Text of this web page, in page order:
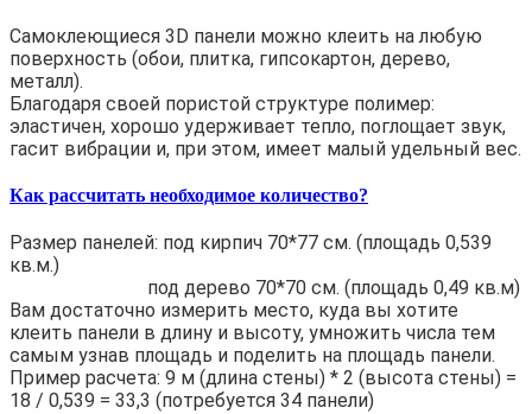
Самоклеющиеся 3D панели можно клеить на любую
поверхность (обои, плитка, гипсокартон, дерево,
металл).
Благодаря своей пористой структуре полимер:
эластичен, хорошо удерживает тепло, поглощает звук,
гасит вибрации и, при этом, имеет малый удельный вес.
Как рассчитать необходимое количество?
Размер панелей: под кирпич 70*77 см. (площадь 0,539
кв.м.)
под дерево 70*70 см. (площадь 0,49 кв.м)
Вам достаточно измерить место, куда вы хотите
клеить панели в длину и высоту, умножить числа тем
самым узнав площадь и поделить на площадь панели.
Пример расчета: 9 м (длина стены) * 2 (высота стены) =
18 / 0,539 = 33,3 (потребуется 34 панели)